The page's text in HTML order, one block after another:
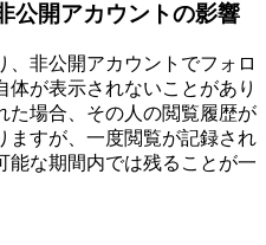
公開アカウントの影響
非公開アカウントでフォロ
が表示されないことがあり
た場合、その人の閲覧履歴が
ますが、一度閲覧が記録され
能な期間内では残ることが一